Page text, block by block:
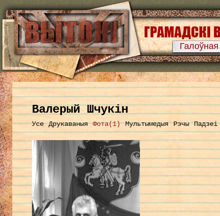
Галоўная
Валерый Шчукін
Усе Друкаваныя Фота(1) Мультымедыя Рэчы Падзеі